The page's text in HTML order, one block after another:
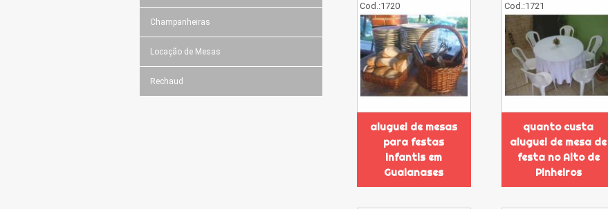
Champanheiras
Locação de Mesas
Rechaud
Cod.:1720
aluguel de mesas
para festas
infantis em
Guaianases
Cod.:1721
quanto custa
aluguel de mesa de
festa no Alto de
Pinheiros